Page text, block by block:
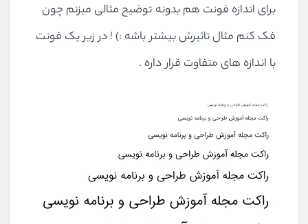
برای اندازه فونت هم بدونه توضیح مثالی میزنم چون
فک کنم مثال تاثیرش بیشتر باشه :) ! در زیر یک فونت
با اندازه های متفاوت قرار داره .